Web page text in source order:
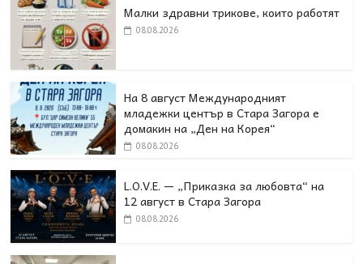
Малки здравни трикове, които работят
08.08.2026
На 8 август Международният
младежки център в Стара Загора е
домакин на „Ден на Корея“
08.08.2026
L.O.V.E. — „Приказка за любовта“ на
12 август в Стара Загора
08.08.2026